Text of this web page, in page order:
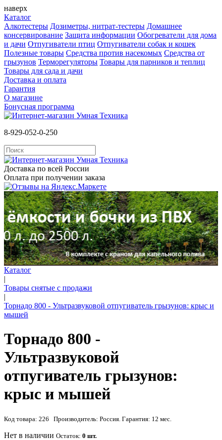
наверх
Каталог
Алкотестеры Дозиметры, нитрат-тестеры Домашнее
консервирование Защита информации Обогреватели для дома
и дачи Отпугиватели птиц Отпугиватели собак и кошек
Полезные товары Средства против насекомых Cредства от
грызунов Терморегуляторы Товары для парников и теплиц
Товары для сада и дачи
Доставка и оплата
Гарантия
О магазине
Бонусная программа
8-929-052-0-250
Доставка по всей России
Оплата при получении заказа
Каталог
|
Товары снятые с продажи
|
Торнадо 800 - Ультразвуковой отпугиватель грызунов: крыс и
мышей
Торнадо 800 -
Ультразвуковой
отпугиватель грызунов:
крыс и мышей
Код товара: 226 Производитель: Россия. Гарантия: 12 мес.
Нет в наличии Остаток: 0 шт.